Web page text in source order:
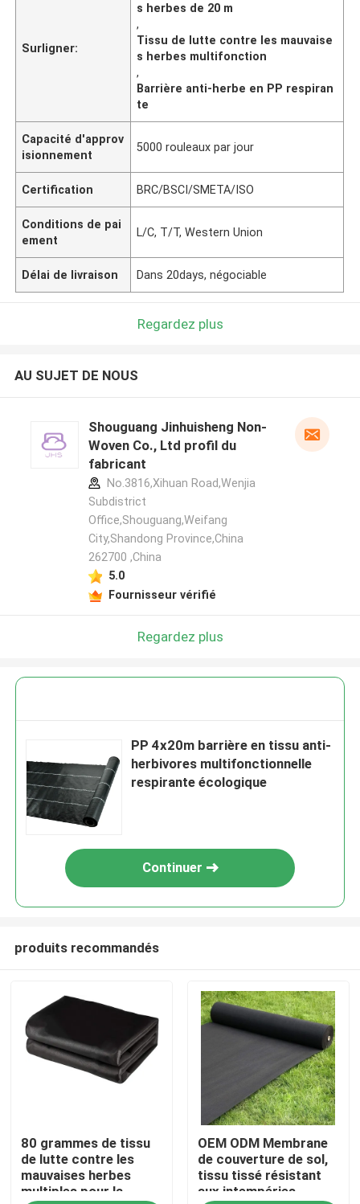
Produits
À propos de nous
Surligner:
s herbes de 20 m
,
Tissu de lutte contre les mauvaise
s herbes multifonction
,
Barrière anti-herbe en PP respiran
te
Capacité d'approv
isionnement
5000 rouleaux par jour
Certification BRC/BSCI/SMETA/ISO
Conditions de pai
ement
L/C, T/T, Western Union
Délai de livraison Dans 20days, négociable
Regardez plus
AU SUJET DE NOUS
Shouguang Jinhuisheng Non-
Woven Co., Ltd profil du
fabricant
No.3816,Xihuan Road,Wenjia
Subdistrict
Office,Shouguang,Weifang
City,Shandong Province,China
262700 ,China
5.0
Fournisseur vérifié
Regardez plus
PP 4x20m barrière en tissu anti-
herbivores multifonctionnelle
respirante écologique
Continuer
produits recommandés
80 grammes de tissu
de lutte contre les
mauvaises herbes
multiples pour la
OEM ODM Membrane
de couverture de sol,
tissu tissé résistant
aux intempéries